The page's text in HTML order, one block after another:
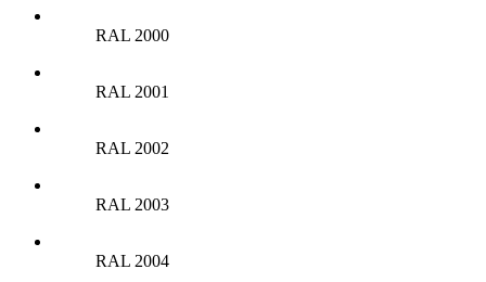
RAL 2000
RAL 2001
RAL 2002
RAL 2003
RAL 2004